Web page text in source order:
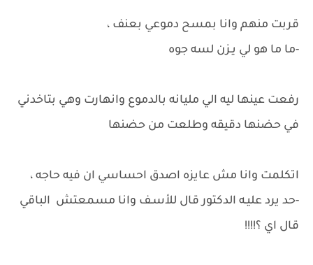
قربت منهم وانا بمسح دموعي بعنف ،
-ما ما هو لي يـزن لسه جوه
رفعت عينها ليه الي مليانه بالدموع وانهارت وهي بتاخدني
في حضنها دقيقه وطلعت من حضنها
اتكلمت وانا مش عايزه اصدق احساسي ان فيه حاجه ،
-حد يرد عليـه الدكتور قال للأسـف وانا مسمعتش الباقي
قال اي ؟!!!!